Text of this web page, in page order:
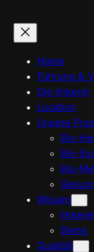
Inhalt
springen
Home
Führung &
Die Imkerei
Location
Unsere
Bio-
Bio-
Bio-
Wissen
Imkerei
Biene
Qualität